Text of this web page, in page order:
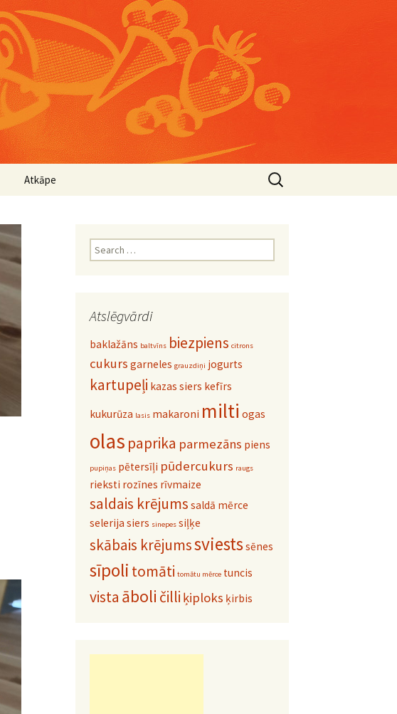
Atkāpe
Search
for:
Search
for:
Atslēgvārdi
baklažāns baltvīns biezpiens citrons
cukurs garneles grauzdiņi jogurts
kartupeļi kazas siers kefīrs
kukurūza lasis makaroni milti ogas
olas paprika parmezāns piens
pupiņas pētersīļi pūdercukurs raugs
rieksti rozīnes rīvmaize
saldais krējums saldā mērce
selerija siers sinepes siļķe
skābais krējumssviestssēnes
sīpoli tomāti tomātu mērce tuncis
vista āboli čilli ķiploks ķirbis